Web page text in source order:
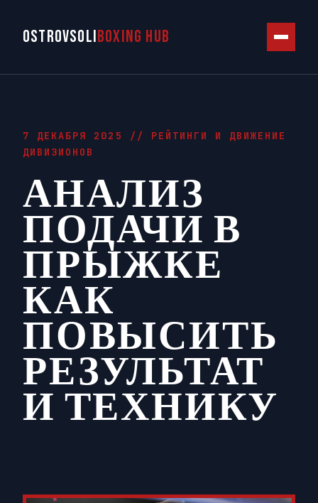
OSTROVSOLIBOXING HUB
7 ДЕКАБРЯ 2025 // РЕЙТИНГИ И ДВИЖЕНИЕ
ДИВИЗИОНОВ
АНАЛИЗ
ПОДАЧИ В
ПРЫЖКЕ
КАК
ПОВЫСИТЬ
РЕЗУЛЬТАТ
И ТЕХНИКУ